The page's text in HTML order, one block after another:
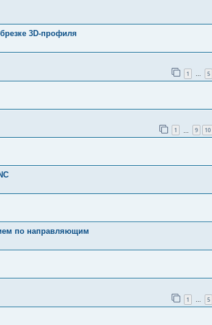
3D-профиля
1 … 5
1 9 10
по направляющим
1 … 5